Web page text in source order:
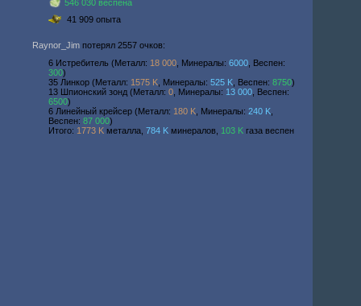
546 030 веспена
41 909 опыта
Raynor_Jim потерял 2557 очков:
6 Истребитель (Металл: 18 000 , Минералы:6000 , Веспен:
300)
35 Линкор (Металл: 1575 K , Минералы:525 K , Веспен:8750)
13 Шпионский зонд (Металл:0 , Минералы: 13 000 , Веспен:
6500)
6 Линейный крейсер (Металл: 180 K , Минералы:240 K
Веспен:87 000)
Итого: 1773 K металла,784 K минералов, 103 K газа веспен